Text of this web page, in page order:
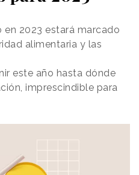
en 2023 estará marcado
alimentaria y las
este año hasta dónde
imprescindible para